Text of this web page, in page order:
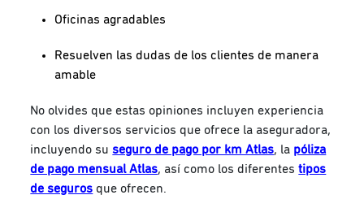
Oficinas agradables
Resuelven las dudas de los clientes de manera
amable
No olvides que estas opiniones incluyen experiencia
con los diversos servicios que ofrece la aseguradora,
incluyendo su seguro de pago por km Atlas, la póliza
de pago mensual Atlas, así como losdiferentestipos
de seguros que ofrecen.